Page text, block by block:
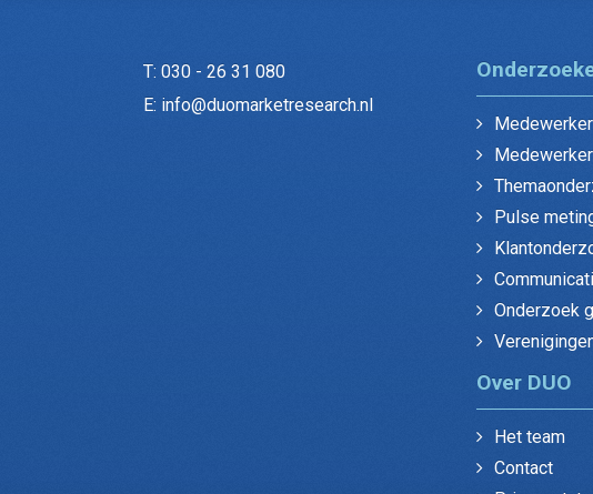
T: 030 - 26 31 080
E: info@duomarketresearch.nl
Pulse
Onderzoek
Over DUO
Het team
Contact